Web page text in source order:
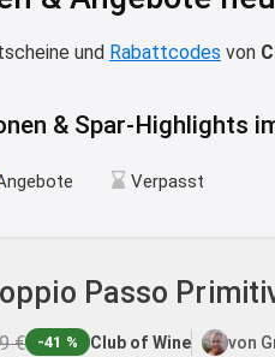
und Rabattcodes von
& Spar-Highlights
Verpasst
Passo
€ -41 % Club of Wine von